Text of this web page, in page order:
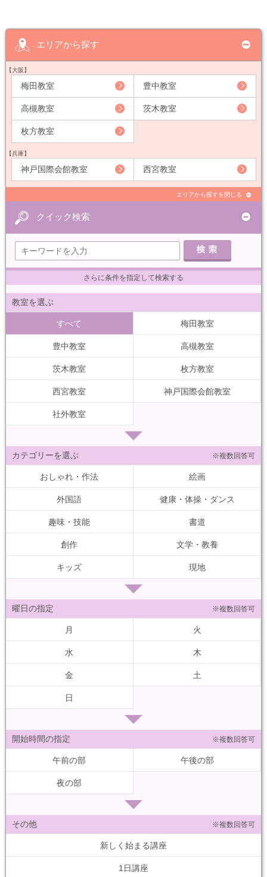
エリアから探す
【大阪】
梅田教室 豊中教室
高槻教室 茨木教室
枚方教室
【兵庫】
神戸国際会館教室 西宮教室
エリアから探すを閉じる
クイック検索
さらに条件を指定して検索する
教室を選ぶ
すべて 梅田教室
豊中教室 高槻教室
茨木教室 枚方教室
西宮教室 神戸国際会館教室
社外教室
カテゴリーを選ぶ ※複数回答可
おしゃれ・作法 絵画
外国語 健康・体操・ダンス
趣味・技能 書道
創作 文学・教養
キッズ 現地
曜日の指定 ※複数回答可
月 火
水 木
金 土
日
開始時間の指定 ※複数回答可
午前の部 午後の部
夜の部
その他 ※複数回答可
新しく始まる講座
1日講座